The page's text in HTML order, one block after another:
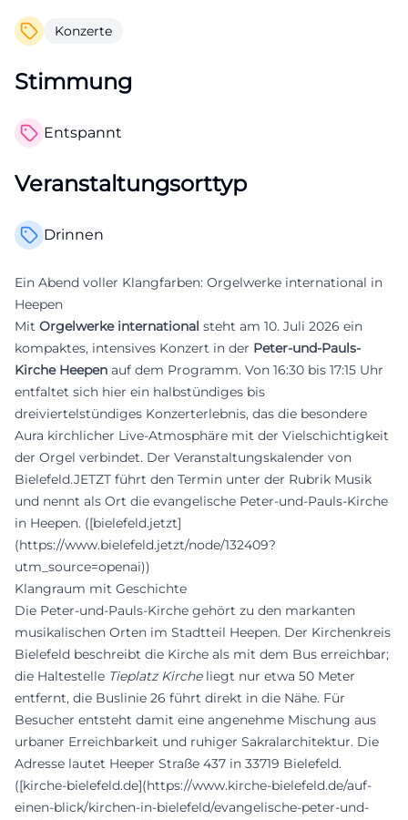
Konzerte
Stimmung
Entspannt
Veranstaltungsorttyp
Drinnen
Ein Abend voller Klangfarben: Orgelwerke international in
Heepen
Mit Orgelwerke international steht am 10. Juli 2026 ein
kompaktes, intensives Konzert in der Peter-und-Pauls-
Kirche Heepen auf dem Programm. Von 16:30 bis 17:15 Uhr
entfaltet sich hier ein halbstündiges bis
dreiviertelstündiges Konzerterlebnis, das die besondere
Aura kirchlicher Live-Atmosphäre mit der Vielschichtigkeit
der Orgel verbindet. Der Veranstaltungskalender von
Bielefeld.JETZT führt den Termin unter der Rubrik Musik
und nennt als Ort die evangelische Peter-und-Pauls-Kirche
in Heepen. ([bielefeld.jetzt]
(https://www.bielefeld.jetzt/node/132409?
utm_source=openai))
Klangraum mit Geschichte
Die Peter-und-Pauls-Kirche gehört zu den markanten
musikalischen Orten im Stadtteil Heepen. Der Kirchenkreis
Bielefeld beschreibt die Kirche als mit dem Bus erreichbar;
die Haltestelle Tieplatz Kircheliegt nur etwa 50 Meter
entfernt, die Buslinie 26 führt direkt in die Nähe. Für
Besucher entsteht damit eine angenehme Mischung aus
urbaner Erreichbarkeit und ruhiger Sakralarchitektur. Die
Adresse lautet Heeper Straße 437 in 33719 Bielefeld.
([kirche-bielefeld.de](https://www.kirche-bielefeld.de/auf-
einen-blick/kirchen-in-bielefeld/evangelische-peter-und-